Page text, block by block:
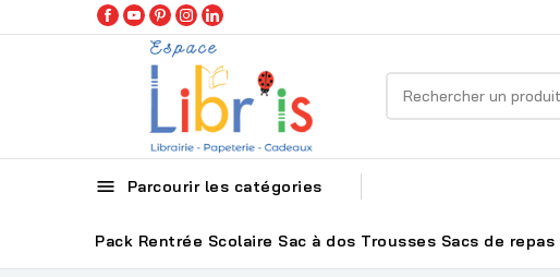
 Parcourir les catégories
Pack Rentrée Scolaire Sac à dos Trousses Sacs de repas